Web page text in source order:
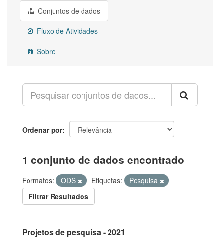
Conjuntos de dados
Fluxo de Atividades
Sobre
Ordenar por
1 conjunto de dados encontrado
Formatos: ODS Etiquetas:
Pesquisa
Filtrar Resultados
Projetos de pesquisa - 2021